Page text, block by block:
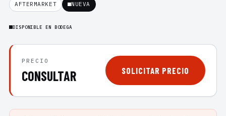
AFTERMARKET NUEVA
DISPONIBLE EN BODEGA
PRECIO
CONSULTAR SOLICITAR PRECIO